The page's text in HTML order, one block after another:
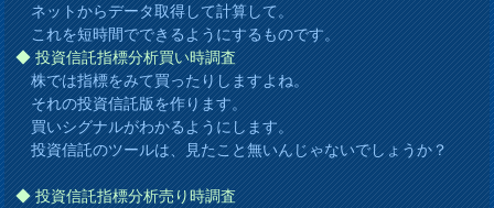
ネットからデータ取得して計算して。
これを短時間でできるようにするものです。
◆ 投資信託指標分析買い時調査
株では指標をみて買ったりしますよね。
それの投資信託版を作ります。
買いシグナルがわかるようにします。
投資信託のツールは、見たこと無いんじゃないでしょうか？
◆ 投資信託指標分析売り時調査